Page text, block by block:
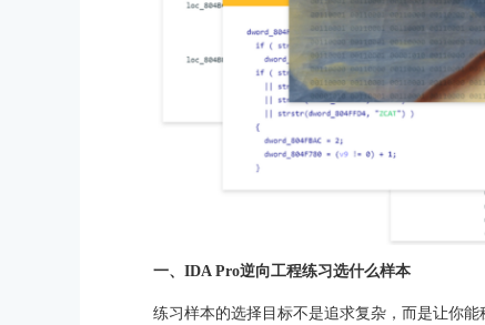
一、IDA Pro逆向工程练习选什么样本
练习样本的选择目标不是追求复杂，而是让你